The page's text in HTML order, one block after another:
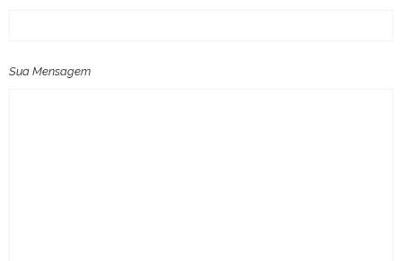
Sua Mensagem